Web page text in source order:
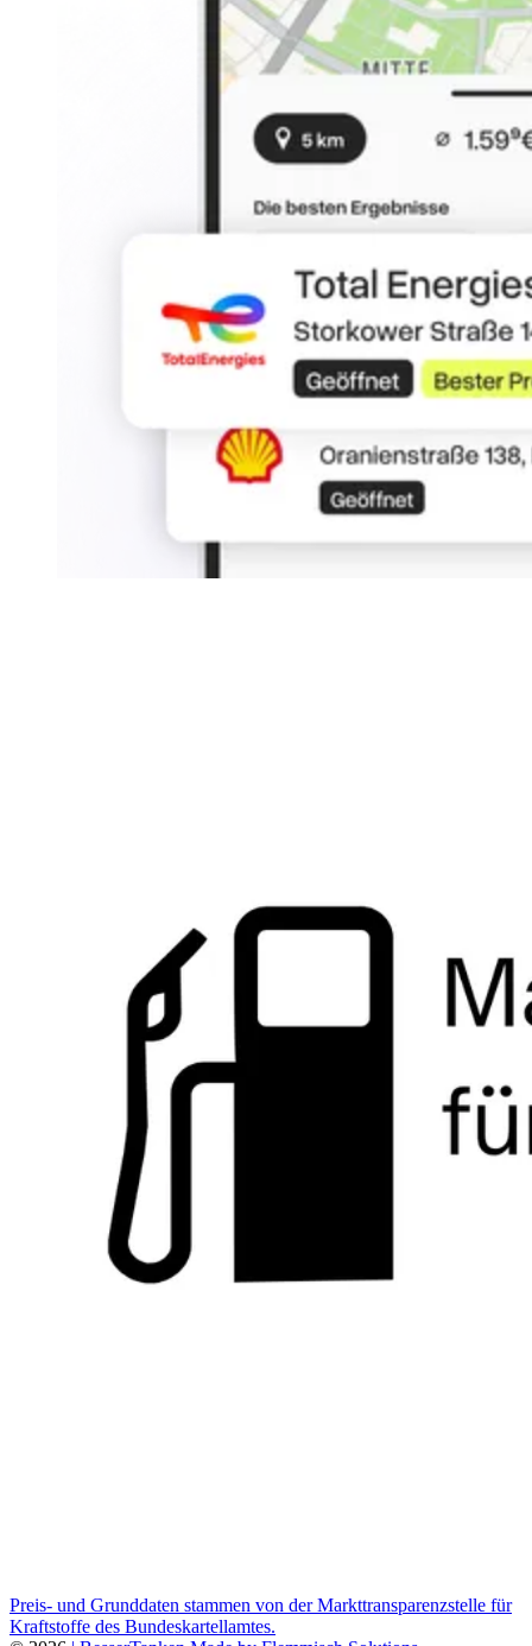
Preis- und Grunddaten stammen von der Markttransparenzstelle für
Kraftstoffe des Bundeskartellamtes.